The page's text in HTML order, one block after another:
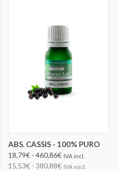
ABS. CASSIS - 100% PURO
18,79€ - 460,86€ IVA incl.
15,53€ - 380,88€ IVA excl.